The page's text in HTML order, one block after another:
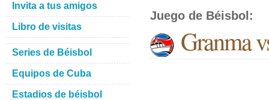
Juego de Béisbol :
Granma
Invita a tus amigos
Libro de visitas
Series de Béisbol
Equipos de Cuba
Estadios de béisbol